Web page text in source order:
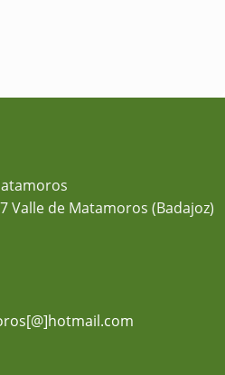
Valle de Matamoros (Badajoz)